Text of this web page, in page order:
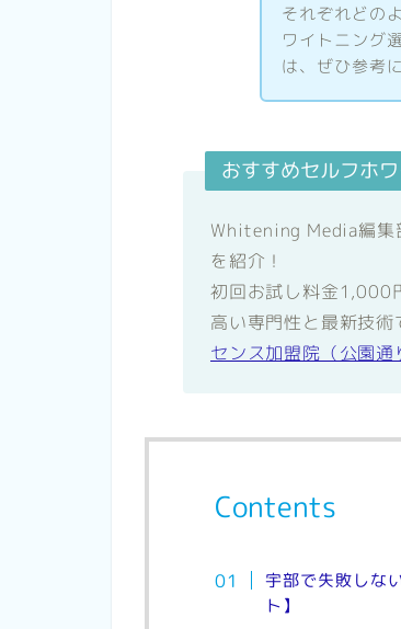
それぞれどの
ワイトニング
は、ぜひ参考
おすすめセルフホ
Whitening Media編集
を紹介！
初回お試し料金1,000
高い専門性と最新技
センス加盟院（公園通
Contents
宇部で失敗しな
ト】